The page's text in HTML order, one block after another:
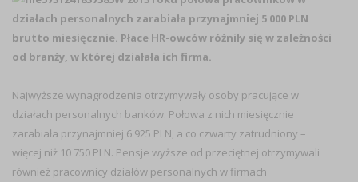
działach personalnych zarabiała przynajmniej 5 000 PLN
brutto miesięcznie. Płace HR-owców różniły się w zależności
od branży, w której działała ich firma.
Najwyższe wynagrodzenia otrzymywały osoby pracujące w
działach personalnych banków. Połowa z nich miesięcznie
zarabiała przynajmniej 6 925 PLN, a co czwarty zatrudniony –
więcej niż 10 750 PLN. Pensje wyższe od przeciętnej otrzymywali
również pracownicy działów personalnych w firmach